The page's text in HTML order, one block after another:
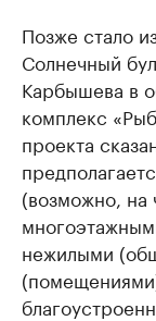
Позже стало
Солнечный
Карбышева в
комплекс
проекта
(возможно, на
нежилыми